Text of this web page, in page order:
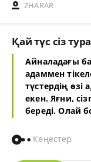
ZHARAR
Қай түс сіз
Айналадағы
адаммен
түстердің өзі
екен. Яғни,
береді. Олай
Кеңестер